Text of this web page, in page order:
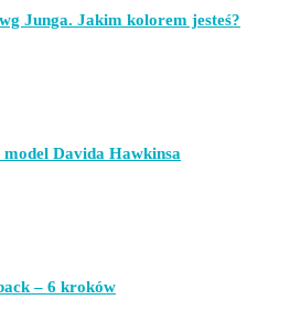
Junga. Jakim kolorem jesteś?
Davida Hawkinsa
– 6 kroków